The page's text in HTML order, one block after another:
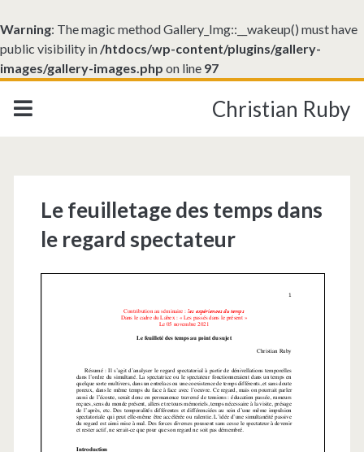
Warning: The magic method Gallery_Img::__wakeup() must have
public visibility in /htdocs/wp-content/plugins/gallery-
images/gallery-images.php on line 97
Christian Ruby
Le feuilletage des temps dans
le regard spectateur